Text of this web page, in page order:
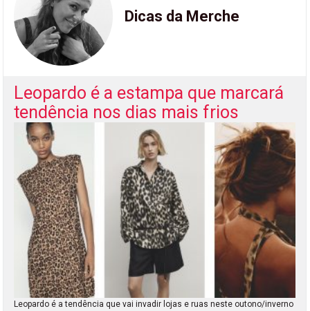
Dicas da Merche
Leopardo é a estampa que marcará
tendência nos dias mais frios
Leopardo é a tendência que vai invadir lojas e ruas neste outono/inverno